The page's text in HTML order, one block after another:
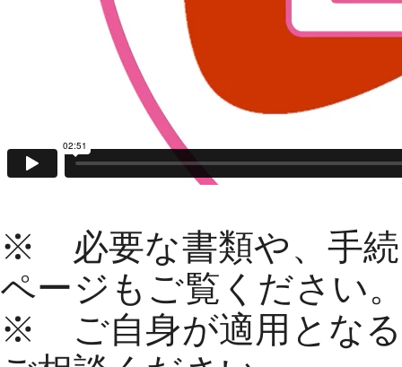
※ 必要な書類や、手続
ページもご覧ください
※ ご自身が適用となる